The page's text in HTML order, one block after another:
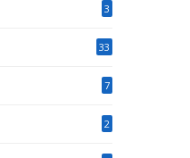
3
33
7
2